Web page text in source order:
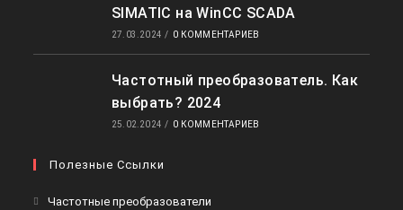
SIMATIC на WinCC SCADA
27.03.2024 / 0 КОММЕНТАРИЕВ
Частотный преобразователь. Как
выбрать? 2024
25.02.2024 / 0 КОММЕНТАРИЕВ
Полезные Ссылки
Частотные преобразователи